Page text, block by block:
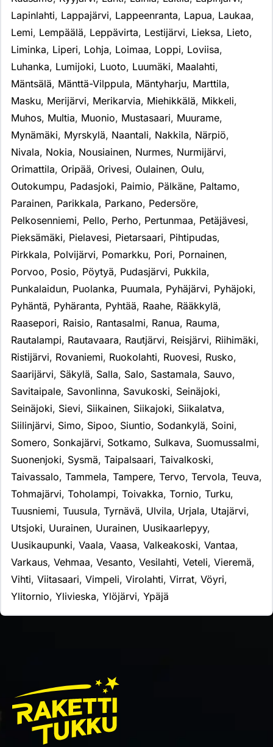
Lapinlahti, Lappajärvi, Lappeenranta, Lapua, Laukaa,
Lemi, Lempäälä, Leppävirta, Lestijärvi, Lieksa, Lieto,
Liminka, Liperi, Lohja, Loimaa, Loppi, Loviisa,
Luhanka, Lumijoki, Luoto, Luumäki, Maalahti,
Mäntsälä, Mänttä-Vilppula, Mäntyharju, Marttila,
Masku, Merijärvi, Merikarvia, Miehikkälä, Mikkeli,
Muhos, Multia, Muonio, Mustasaari, Muurame,
Mynämäki, Myrskylä, Naantali, Nakkila, Närpiö,
Nivala, Nokia, Nousiainen, Nurmes, Nurmijärvi,
Orimattila, Oripää, Orivesi, Oulainen, Oulu,
Outokumpu, Padasjoki, Paimio, Pälkäne, Paltamo,
Parainen, Parikkala, Parkano, Pedersöre,
Pelkosenniemi, Pello, Perho, Pertunmaa, Petäjävesi,
Pieksämäki, Pielavesi, Pietarsaari, Pihtipudas,
Pirkkala, Polvijärvi, Pomarkku, Pori, Pornainen,
Porvoo, Posio, Pöytyä, Pudasjärvi, Pukkila,
Punkalaidun, Puolanka, Puumala, Pyhäjärvi, Pyhäjoki,
Pyhäntä, Pyhäranta, Pyhtää, Raahe, Rääkkylä,
Raasepori, Raisio, Rantasalmi, Ranua, Rauma,
Rautalampi, Rautavaara, Rautjärvi, Reisjärvi, Riihimäki,
Ristijärvi, Rovaniemi, Ruokolahti, Ruovesi, Rusko,
Saarijärvi, Säkylä, Salla, Salo, Sastamala, Sauvo,
Savitaipale, Savonlinna, Savukoski, Seinäjoki,
Seinäjoki, Sievi, Siikainen, Siikajoki, Siikalatva,
Siilinjärvi, Simo, Sipoo, Siuntio, Sodankylä, Soini,
Somero, Sonkajärvi, Sotkamo, Sulkava, Suomussalmi,
Suonenjoki, Sysmä, Taipalsaari, Taivalkoski,
Taivassalo, Tammela, Tampere, Tervo, Tervola, Teuva,
Tohmajärvi, Toholampi, Toivakka, Tornio, Turku,
Tuusniemi, Tuusula, Tyrnävä, Ulvila, Urjala, Utajärvi,
Utsjoki, Uurainen, Uurainen, Uusikaarlepyy,
Uusikaupunki, Vaala, Vaasa, Valkeakoski, Vantaa,
Varkaus, Vehmaa, Vesanto, Vesilahti, Veteli, Vieremä,
Vihti, Viitasaari, Vimpeli, Virolahti, Virrat, Vöyri,
Ylitornio, Ylivieska, Ylöjärvi, Ypäjä